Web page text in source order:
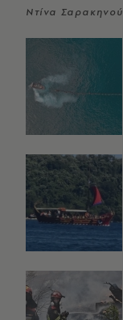
Ντίνα Σαρακηνού